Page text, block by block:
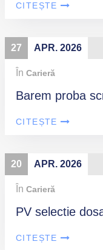
CITEȘTE
27 APR. 2026
În Carieră
Barem proba
CITEȘTE
20 APR. 2026
În Carieră
PV selectie
CITEȘTE